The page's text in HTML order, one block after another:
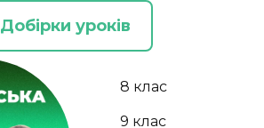
Добірки уроків
8 клас
9 клас